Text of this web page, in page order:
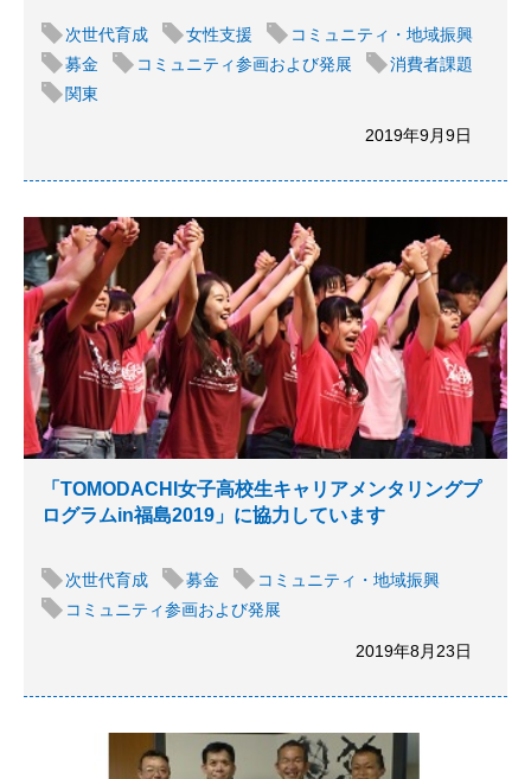
次世代育成 女性支援
コミュニティ・地域振興
募金
コミュニティ参画および発展
消費者課題
関東
2019年9月9日
「TOMODACHI女子高校生キャリアメンタリングプ
ログラムin福島2019」に協力しています
次世代育成 募金
コミュニティ・地域振興
コミュニティ参画および発展
2019年8月23日